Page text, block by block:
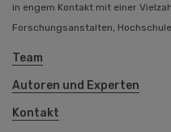
in engem Kontakt mit einer
Forschungsanstalten,
Team
Autoren und Experten
Kontakt